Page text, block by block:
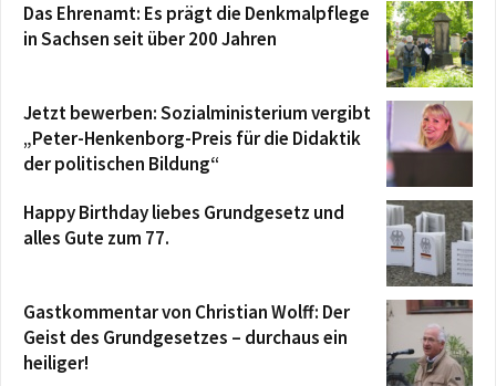
Das Ehrenamt: Es prägt die Denkmalpflege
in Sachsen seit über 200 Jahren
Jetzt bewerben: Sozialministerium vergibt
„Peter-Henkenborg-Preis für die Didaktik
der politischen Bildung“
Happy Birthday liebes Grundgesetz und
alles Gute zum 77.
Gastkommentar von Christian Wolff: Der
Geist des Grundgesetzes – durchaus ein
heiliger!